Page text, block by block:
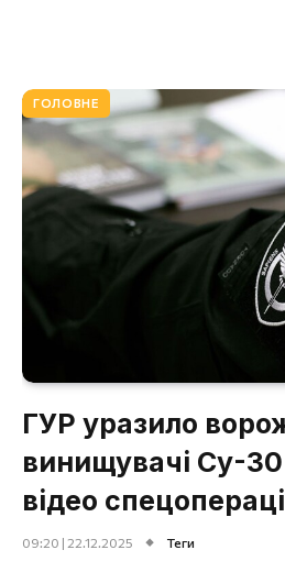
ГОЛОВНЕ
ГУР уразило
винищувачі Су-
відео
09:20 | 22.12.2025 Теги